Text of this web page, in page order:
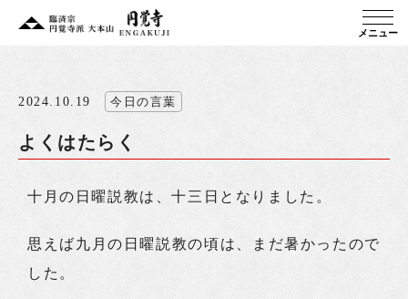
メニュー
2024.10.19 今日の言葉
よくはたらく
十月の日曜説教は、十三日となりました。
思えば九月の日曜説教の頃は、まだ暑かったので
した。